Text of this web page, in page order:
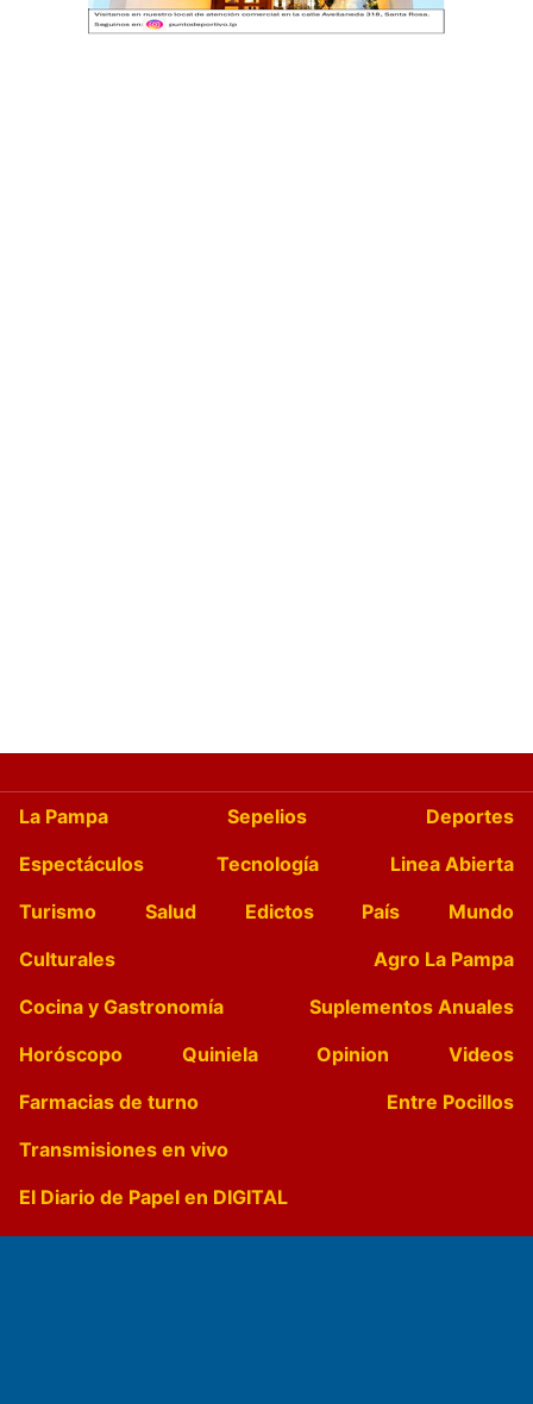
La Pampa Sepelios
Deportes
Espectáculos
Tecnología
Linea Abierta
Turismo
Salud Edictos País
Mundo
Culturales
Agro La Pampa
Cocina y Gastronomía
Suplementos Anuales
Horóscopo
Quiniela Opinion
Videos
Farmacias de turno
Entre Pocillos
Transmisiones en vivo
El Diario de Papel en DIGITAL